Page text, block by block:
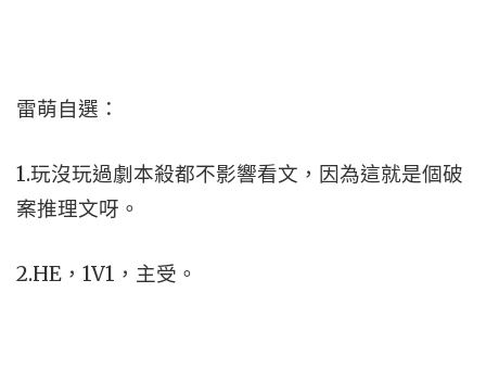
雷萌自選：
1.玩沒玩過劇本殺都不影響看文，因為這就是個破
案推理文呀。
2.HE，1V1，主受。